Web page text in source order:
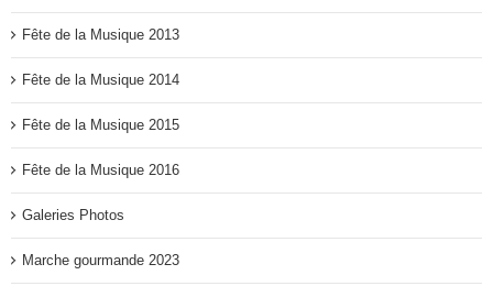
Fête de la Musique 2013
Fête de la Musique 2014
Fête de la Musique 2015
Fête de la Musique 2016
Galeries Photos
Marche gourmande 2023